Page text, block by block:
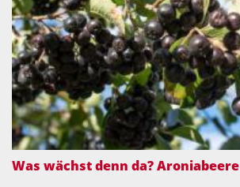
Was wächst denn da? Aroniabeere